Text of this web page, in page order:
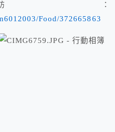
：
Food/372665863